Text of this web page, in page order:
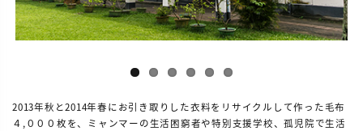
2013年秋と2014年春にお引き取りした衣料をリサイクルして作った毛布
４,０００枚を、ミャンマーの生活困窮者や特別支援学校、孤児院で生活